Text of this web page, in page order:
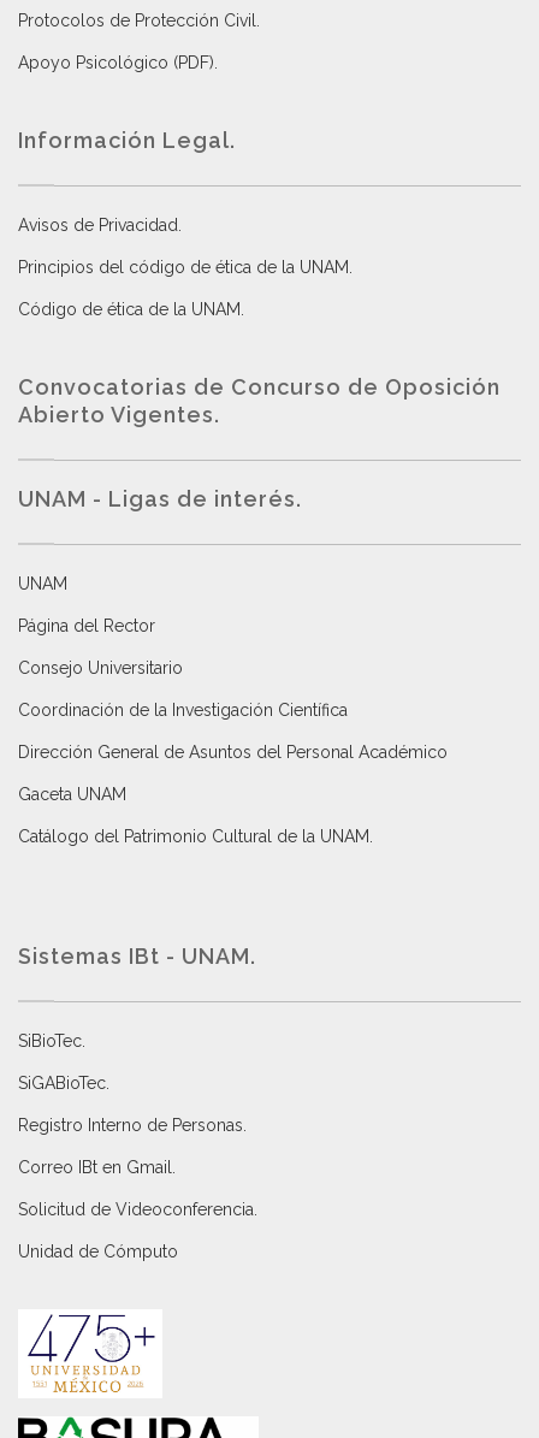
Protocolos de Protección Civil
Apoyo Psicológico (PDF)
Información Legal.
Avisos de Privacidad
Principios del código de ética de la UNAM
Código de ética de la UNAM
Convocatorias de Concurso de Oposición
Abierto Vigentes.
UNAM - Ligas de interés.
UNAM
Página del Rector
Consejo Universitario
Coordinación de la Investigación Científica
Dirección General de Asuntos del Personal Académico
Gaceta UNAM
Catálogo del Patrimonio Cultural de la UNAM.
Sistemas IBt - UNAM.
SiBioTec
SiGABioTec.
Registro Interno de Personas
Correo IBt en Gmail
Solicitud de Videoconferencia.
Unidad de Cómputo